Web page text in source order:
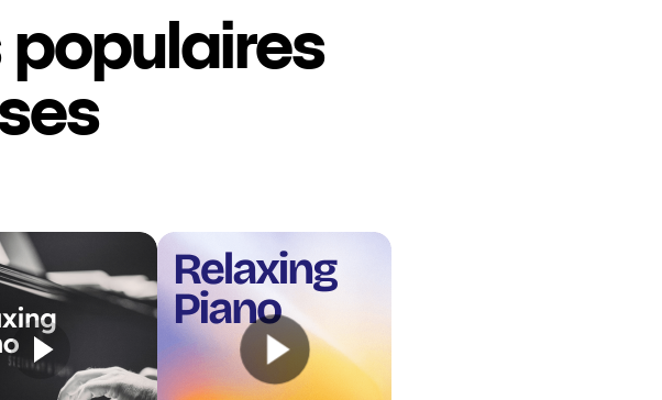
populaires